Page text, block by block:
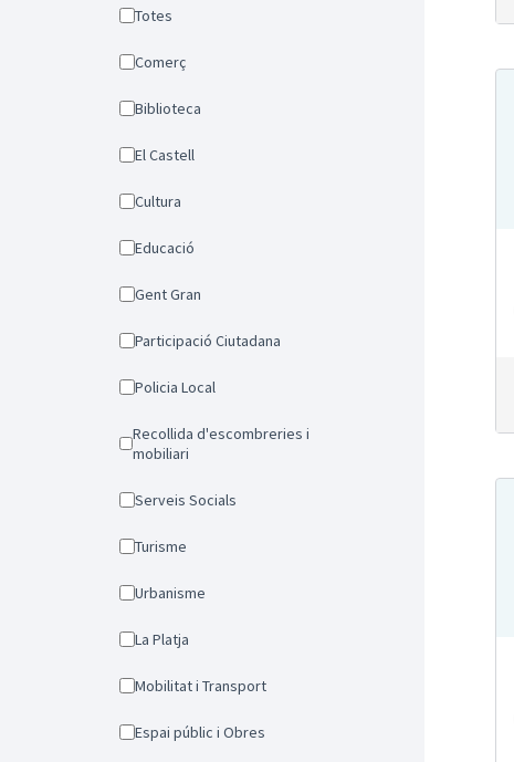
Totes
Comerç
Biblioteca
El Castell
Cultura
Educació
Gent Gran
Participació Ciutadana
Policia Local
Recollida d'escombreries i
mobiliari
Serveis Socials
Turisme
Urbanisme
La Platja
Mobilitat i Transport
Espai públic i Obres